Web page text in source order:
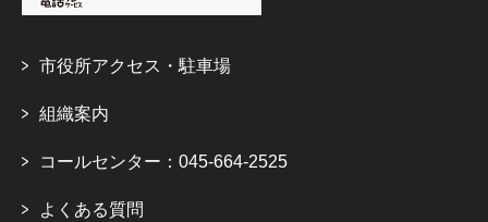
市役所アクセス・駐車場
組織案内
コールセンター：045-664-2525
よくある質問